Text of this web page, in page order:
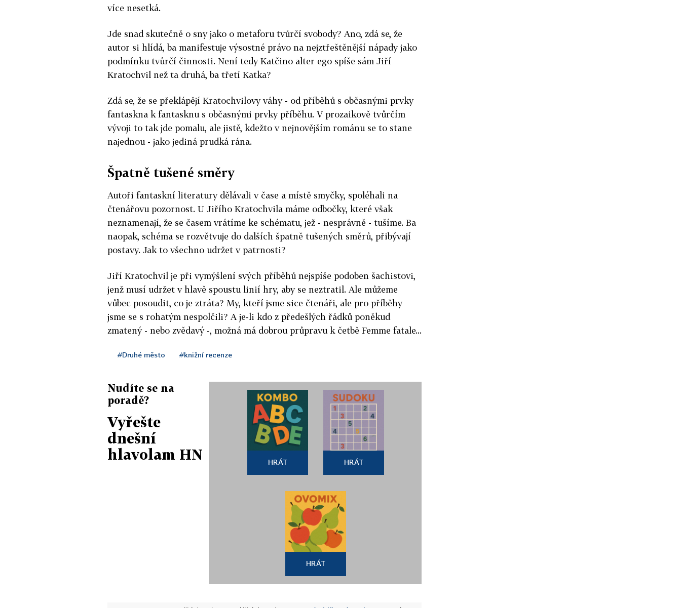
více nesetká.
Jde snad skutečně o sny jako o metaforu tvůrčí svobody? Ano, zdá se, že
autor si hlídá, ba manifestuje výsostné právo na nejztřeštěnější nápady jako
podmínku tvůrčí činnosti. Není tedy Katčino alter ego spíše sám Jiří
Kratochvil než ta druhá, ba třetí Katka?
Zdá se, že se překlápějí Kratochvilovy váhy - od příběhů s občasnými prvky
fantaskna k fantasknu s občasnými prvky příběhu. V prozaikově tvůrčím
vývoji to tak jde pomalu, ale jistě, kdežto v nejnovějším románu se to stane
najednou - jako jediná prudká rána.
Špatně tušené směry
Autoři fantaskní literatury dělávali v čase a místě smyčky, spoléhali na
čtenářovu pozornost. U Jiřího Kratochvila máme odbočky, které však
neznamenají, že se časem vrátíme ke schématu, jež - nesprávně - tušíme. Ba
naopak, schéma se rozvětvuje do dalších špatně tušených směrů, přibývají
postavy. Jak to všechno udržet v patrnosti?
Jiří Kratochvil je při vymýšlení svých příběhů nejspíše podoben šachistovi,
jenž musí udržet v hlavě spoustu linií hry, aby se neztratil. Ale můžeme
vůbec posoudit, co je ztráta? My, kteří jsme sice čtenáři, ale pro příběhy
jsme se s rohatým nespolčili? A je-li kdo z předešlých řádků poněkud
zmatený - nebo zvědavý -, možná má dobrou průpravu k četbě Femme fatale...
#Druhé město #knižní recenze
Nudíte se na
poradě?
Vyřešte
dnešní
hlavolam HN
HRÁT HRÁT
HRÁT